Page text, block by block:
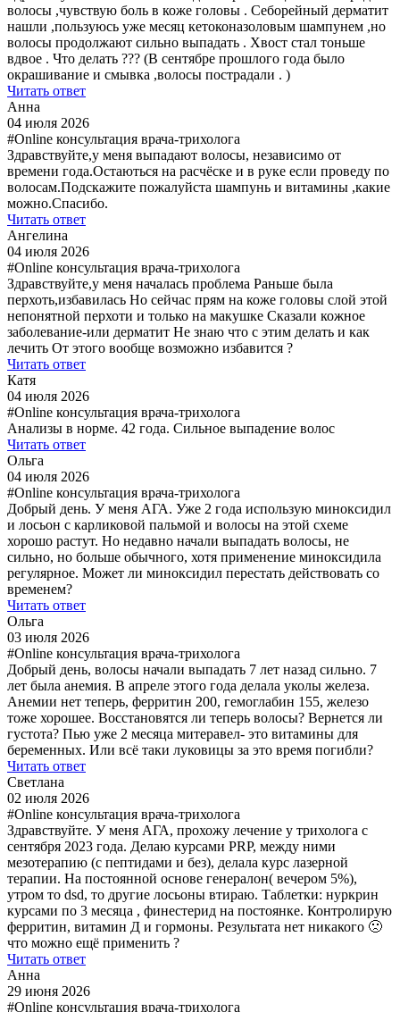
волосы ,чувствую боль в коже головы . Себорейный дерматит
нашли ,пользуюсь уже месяц кетоконазоловым шампунем ,но
волосы продолжают сильно выпадать . Хвост стал тоньше
вдвое . Что делать ??? (В сентябре прошлого года было
окрашивание и смывка ,волосы пострадали . )
Читать ответ
Анна
04 июля 2026
#Online консультация врача-трихолога
Здравствуйте,у меня выпадают волосы, независимо от
времени года.Остаються на расчёске и в руке если проведу по
волосам.Подскажите пожалуйста шампунь и витамины ,какие
можно.Спасибо.
Читать ответ
Ангелина
04 июля 2026
#Online консультация врача-трихолога
Здравствуйте,у меня началась проблема Раньше была
перхоть,избавилась Но сейчас прям на коже головы слой этой
непонятной перхоти и только на макушке Сказали кожное
заболевание-или дерматит Не знаю что с этим делать и как
лечить От этого вообще возможно избавится ?
Читать ответ
Катя
04 июля 2026
#Online консультация врача-трихолога
Анализы в норме. 42 года. Сильное выпадение волос
Читать ответ
Ольга
04 июля 2026
#Online консультация врача-трихолога
Добрый день. У меня АГА. Уже 2 года использую миноксидил
и лосьон с карликовой пальмой и волосы на этой схеме
хорошо растут. Но недавно начали выпадать волосы, не
сильно, но больше обычного, хотя применение миноксидила
регулярное. Может ли миноксидил перестать действовать со
временем?
Читать ответ
Ольга
03 июля 2026
#Online консультация врача-трихолога
Добрый день, волосы начали выпадать 7 лет назад сильно. 7
лет была анемия. В апреле этого года делала уколы железа.
Анемии нет теперь, ферритин 200, гемоглабин 155, железо
тоже хорошее. Восстановятся ли теперь волосы? Вернется ли
густота? Пью уже 2 месяца митеравел- это витамины для
беременных. Или всё таки луковицы за это время погибли?
Читать ответ
Светлана
02 июля 2026
#Online консультация врача-трихолога
Здравствуйте. У меня АГА, прохожу лечение у трихолога с
сентября 2023 года. Делаю курсами PRP, между ними
мезотерапию (с пептидами и без), делала курс лазерной
терапии. На постоянной основе генералон( вечером 5%),
утром то dsd, то другие лосьоны втираю. Таблетки: нуркрин
курсами по 3 месяца , финестерид на постоянке. Контролирую
ферритин, витамин Д и гормоны. Результата нет никакого 🙁
что можно ещё применить ?
Читать ответ
Анна
29 июня 2026
#Online консультация врача-трихолога